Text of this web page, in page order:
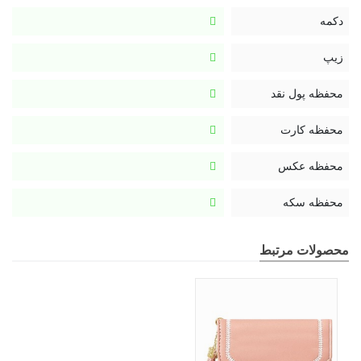
کیف راحت باشد.
دکمه
زیپ
محفظه پول نقد
محفظه کارت
محفظه عکس
محفظه سکه
محصولات مرتبط